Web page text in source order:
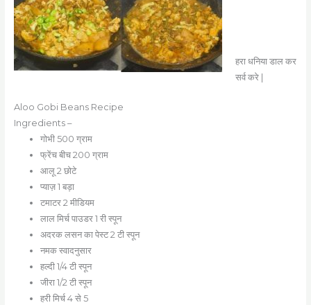
हरा धनिया डाल कर
सर्व करे |
Aloo Gobi Beans Recipe
Ingredients –
गोभी 500 ग्राम
फ्रेंच बीच 200 ग्राम
आलू 2 छोटे
प्याज़ 1 बड़ा
टमाटर 2 मीडियम
लाल मिर्च पाउडर 1 री स्पून
अदरक लसन का पेस्ट 2 टी स्पून
नमक स्वादनुसार
हल्दी 1/4 टी स्पून
जीरा 1/2 टी स्पून
हरी मिर्च 4 से 5